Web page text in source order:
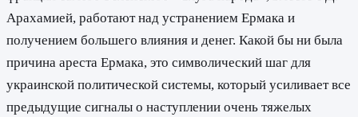
Арахамией, работают над устранением Ермака и
получением большего влияния и денег. Какой бы ни была
причина ареста Ермака, это символический шаг для
украинской политической системы, который усиливает все
предыдущие сигналы о наступлении очень тяжелых